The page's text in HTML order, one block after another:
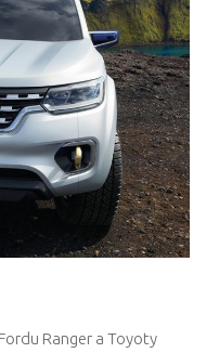
Ranger a Toyoty